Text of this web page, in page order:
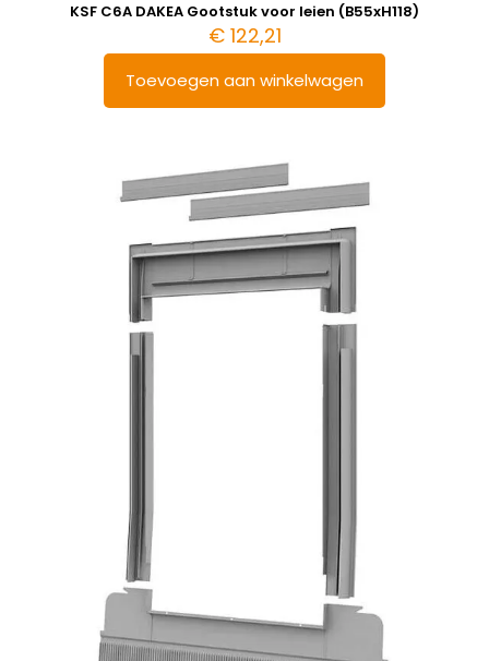
KSF C6A DAKEA Gootstuk voor leien (B55xH118)
€122,21
Toevoegen aan winkelwagen